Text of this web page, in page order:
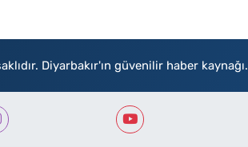
Diyarbakır'ın güvenilir haber kaynağı.